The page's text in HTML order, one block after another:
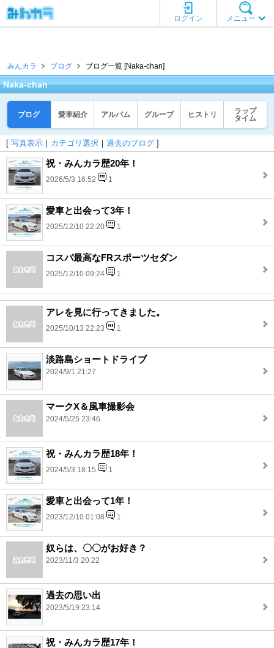
メニュー
ログイン
みんカラ ブログ ブログ一覧 [Naka-chan]
Naka-chan
ブログ 愛車紹介 アルバム グループ ヒストリ
ラップ
タイム
[ 写真表示 ｜ カテゴリ選択 ｜ 過去のブログ ]
祝・みんカラ歴20年！
2026/5/3 16:52 1
愛車と出会って3年！
2025/12/10 22:20 1
コスパ最高なFRスポーツセダン
2025/12/10 09:24 1
アレを見に行ってきました。
2025/10/13 22:23 1
淡路島ショートドライブ
2024/9/1 21:27
マークX＆風車撮影会
2024/5/25 23:46
祝・みんカラ歴18年！
2024/5/3 18:15 1
愛車と出会って1年！
2023/12/10 01:08 1
奴らは、〇〇がお好き？
2023/11/3 20:22
過去の思い出
2023/5/19 23:14
祝・みんカラ歴17年！